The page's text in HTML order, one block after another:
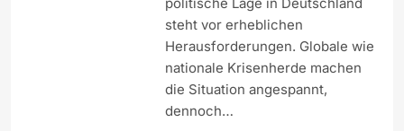
steht vor erheblichen
Herausforderungen. Globale wie
nationale Krisenherde machen
die Situation angespannt,
dennoch…